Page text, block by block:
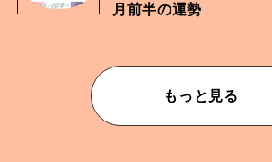
月前半の運勢
もっと見る